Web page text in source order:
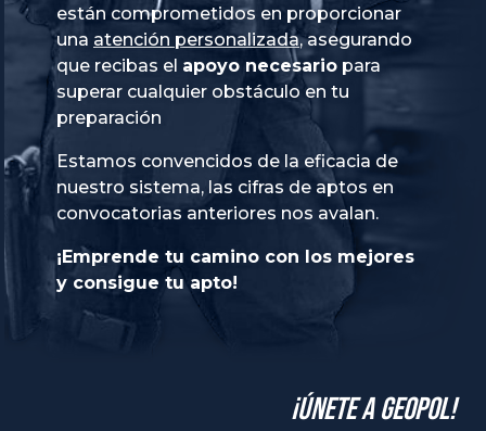
están comprometidos en proporcionar
una atención personalizada, asegurando
que recibas el apoyo necesario para
superar cualquier obstáculo en tu
preparación
Estamos convencidos de la eficacia de
nuestro sistema, las cifras de aptos en
convocatorias anteriores nos avalan.
¡Emprende tu camino con los mejores
y consigue tu apto!
¡Únete a GeoPol!